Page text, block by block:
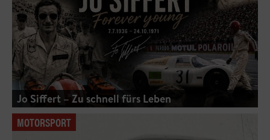
Jo Siffert – Zu schnell fürs Leben
MOTORSPORT